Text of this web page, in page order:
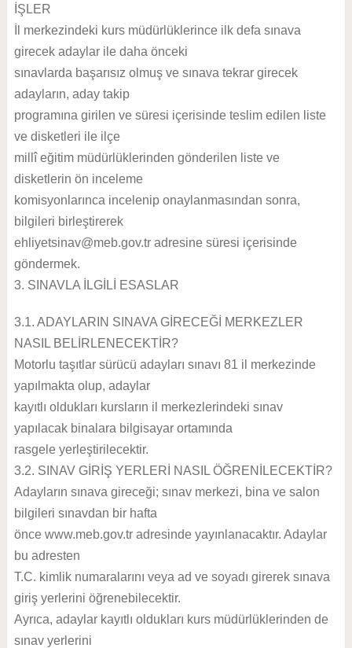
İŞLER
İl merkezindeki kurs müdürlüklerince ilk defa sınava
girecek adaylar ile daha önceki
sınavlarda başarısız olmuş ve sınava tekrar girecek
adayların, aday takip
programına girilen ve süresi içerisinde teslim edilen liste
ve disketleri ile ilçe
millî eğitim müdürlüklerinden gönderilen liste ve
disketlerin ön inceleme
komisyonlarınca incelenip onaylanmasından sonra,
bilgileri birleştirerek
ehliyetsinav@meb.gov.tradresine süresi içerisinde
göndermek.
3. SINAVLA İLGİLİ ESASLAR
3.1. ADAYLARIN SINAVA GİRECEĞİ MERKEZLER
NASIL BELİRLENECEKTİR?
Motorlu taşıtlar sürücü adayları sınavı 81 il merkezinde
yapılmakta olup, adaylar
kayıtlı oldukları kursların il merkezlerindeki sınav
yapılacak binalara bilgisayar ortamında
rasgele yerleştirilecektir.
3.2. SINAV GİRİŞ YERLERİ NASIL ÖĞRENİLECEKTİR?
Adayların sınava gireceği; sınav merkezi, bina ve salon
bilgileri sınavdan bir hafta
önce www.meb.gov.tr adresinde yayınlanacaktır. Adaylar
bu adresten
T.C. kimlik numaralarını veya ad ve soyadı girerek sınava
giriş yerlerini öğrenebilecektir.
Ayrıca, adaylar kayıtlı oldukları kurs müdürlüklerinden de
sınav yerlerini